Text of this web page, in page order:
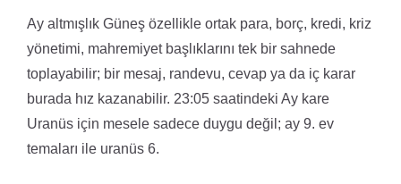
Ay altmışlık Güneş özellikle ortak para, borç, kredi, kriz
yönetimi, mahremiyet başlıklarını tek bir sahnede
toplayabilir; bir mesaj, randevu, cevap ya da iç karar
burada hız kazanabilir. 23:05 saatindeki Ay kare
Uranüs için mesele sadece duygu değil; ay 9. ev
temaları ile uranüs 6.